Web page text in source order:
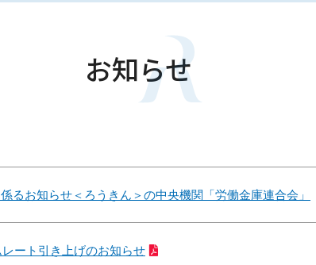
お知らせ
るお知らせ＜ろうきん＞の中央機関「労働金庫連合会」
ート引き上げのお知らせ